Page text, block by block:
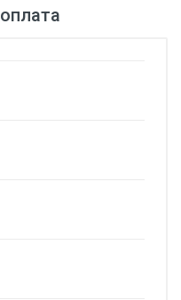
оплата